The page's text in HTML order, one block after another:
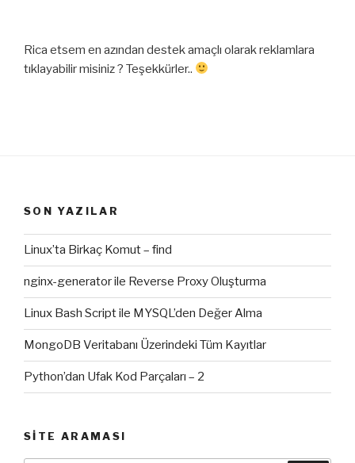
Rica etsem en azından destek amaçlı olarak reklamlara
tıklayabilir misiniz ? Teşekkürler..
SON YAZILAR
Linux’ta Birkaç Komut – find
nginx-generator ile Reverse Proxy Oluşturma
Linux Bash Script ile MYSQL’den Değer Alma
MongoDB Veritabanı Üzerindeki Tüm Kayıtlar
Python’dan Ufak Kod Parçaları – 2
SITE ARAMASI